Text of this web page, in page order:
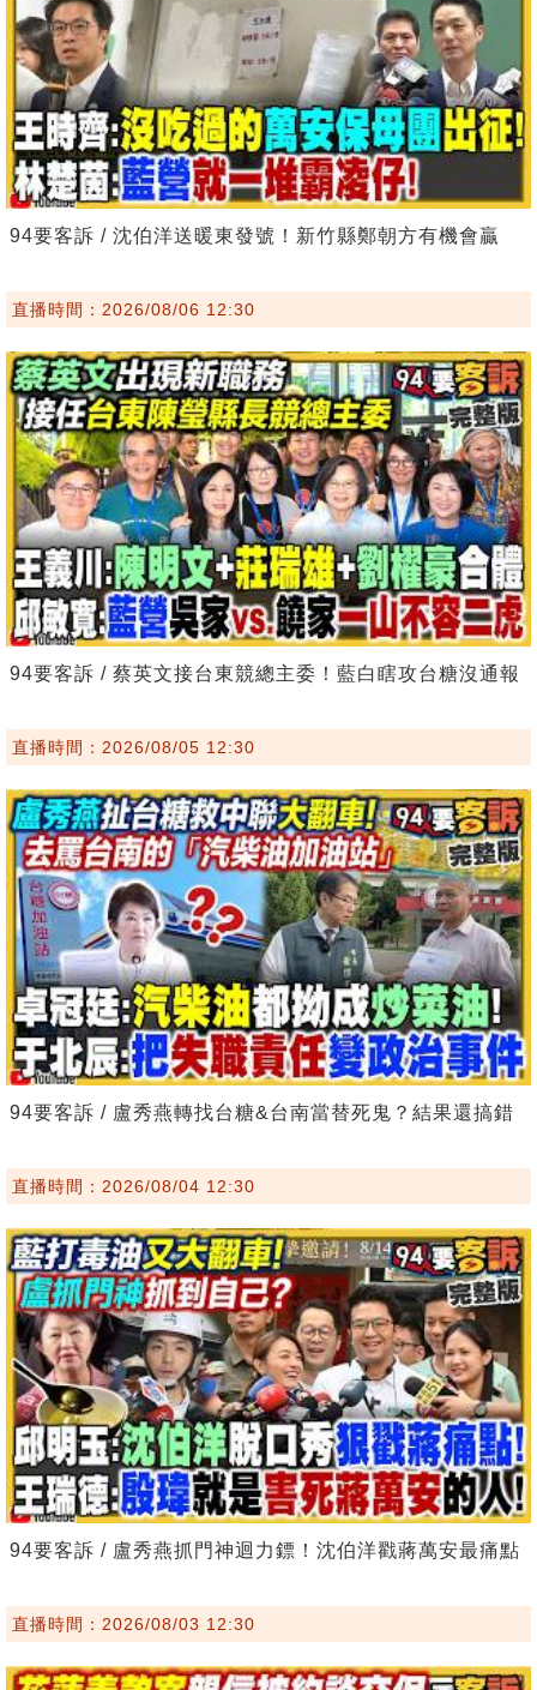
94要客訴 / 沈伯洋送暖東發號！新竹縣鄭朝方有機會贏
直播時間：2026/08/06 12:30
94要客訴 / 蔡英文接台東競總主委！藍白瞎攻台糖沒通報
直播時間：2026/08/05 12:30
94要客訴 / 盧秀燕轉找台糖&台南當替死鬼？結果還搞錯
直播時間：2026/08/04 12:30
94要客訴 / 盧秀燕抓門神迴力鏢！沈伯洋戳蔣萬安最痛點
直播時間：2026/08/03 12:30